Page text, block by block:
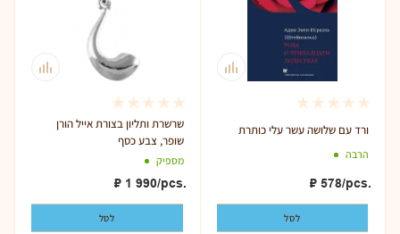
שרשרת ותליון בצורת אייל הורן
שופר, צבע כסף
מספיק
₽ 1 990/pcs.
לסל
ורד עם שלושה עשר עלי כותרת
הרבה
₽ 578/pcs.
לסל